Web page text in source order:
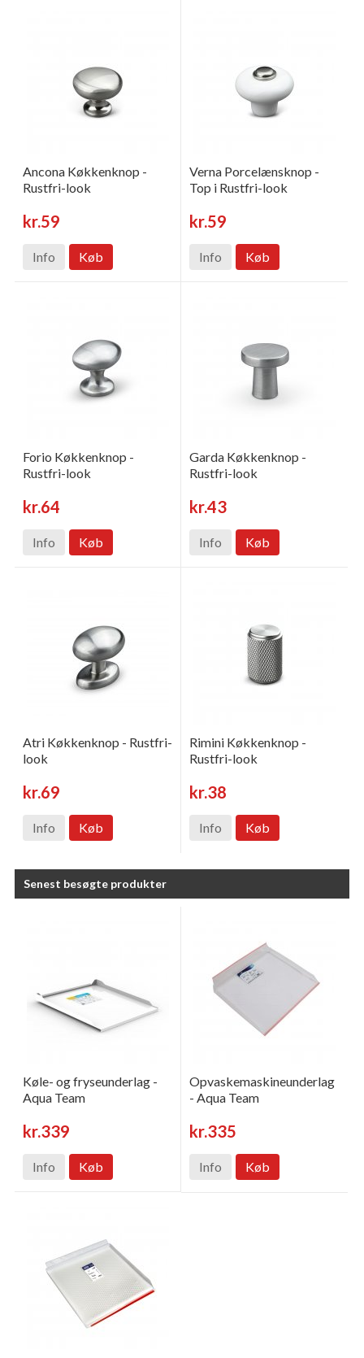
Ancona Køkkenknop -
Rustfri-look
kr.59
Info Køb
Verna Porcelænsknop -
Top i Rustfri-look
kr.59
Info Køb
Forio Køkkenknop -
Rustfri-look
kr.64
Info Køb
Garda Køkkenknop -
Rustfri-look
kr.43
Info Køb
Atri Køkkenknop - Rustfri-
look
kr.69
Info Køb
Rimini Køkkenknop -
Rustfri-look
kr.38
Info Køb
Senest besøgte produkter
Køle- og fryseunderlag -
Aqua Team
kr.339
Info Køb
Opvaskemaskineunderlag
- Aqua Team
kr.335
Info Køb